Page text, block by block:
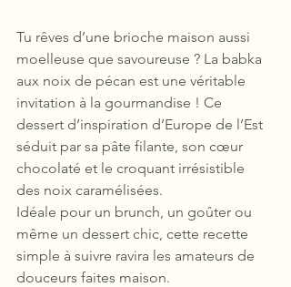
Tu rêves d’une brioche maison aussi
moelleuse que savoureuse ? La babka
aux noix de pécan est une véritable
invitation à la gourmandise ! Ce
dessert d’inspiration d’Europe de l’Est
séduit par sa pâte filante, son cœur
chocolaté et le croquant irrésistible
des noix caramélisées.
Idéale pour un brunch, un goûter ou
même un dessert chic, cette recette
simple à suivre ravira les amateurs de
douceurs faites maison.